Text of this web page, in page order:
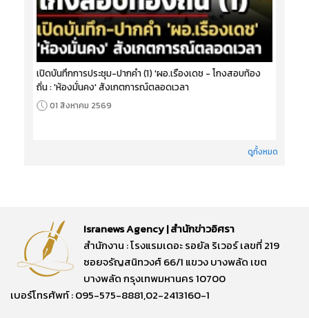
เปิดบันทึกการประชุม-ปากคำ (1) 'ผอ.เรืองเดช - โกงสอบท้อง
ถิ่น : 'ห้องมั่นคง' สังเกตการณ์ตลอดเวลา
01 สิงหาคม 2569
ดูทั้งหมด
Isranews Agency | สำนักข่าวอิศรา
สำนักงาน : โรงแรมเดอะ รอยัล ริเวอร์ เลขที่ 219
ซอยจรัญสนิทวงศ์ 66/1 แขวง บางพลัด เขต
บางพลัด กรุงเทพมหานคร 10700
เบอร์โทรศัพท์ : 095-575-8881,02-2413160-1